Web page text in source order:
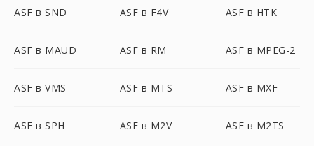
ASF в SND ASF в F4V ASF в HTK
ASF в MAUD ASF в RM ASF в MPEG-2
ASF в VMS ASF в MTS ASF в MXF
ASF в SPH ASF в M2V ASF в M2TS